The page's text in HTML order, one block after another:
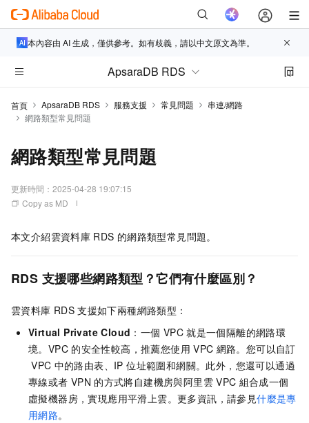
本內容由 AI 生成，僅供參考。如有歧義，請以中文原文為準。
ApsaraDB RDS
首頁 ApsaraDB RDS 服務支援 常見問題
串連/網路
網路類型常見問題
網路類型常見問題
更新時間： 2025-04-28 19:07:15
Copy as MD
本文介紹雲資料庫 RDS 的網路類型常見問題。
RDS 支援哪些網路類型？它們有什麼區別？
雲資料庫 RDS 支援如下兩種網路類型：
Virtual Private Cloud ：一個 VPC 就是一個隔離的網路環
境。VPC 的安全性較高，推薦您使用 VPC 網路。您可以自訂
VPC 中的路由表、IP 位址範圍和網關。此外，您還可以通過
專線或者 VPN 的方式將自建機房與阿里雲 VPC 組合成一個
虛擬機器房，實現應用平滑上雲。更多資訊，請參見什麼是專
用網路。